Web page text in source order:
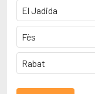
El Jadida
Fès
Rabat